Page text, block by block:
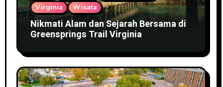
Virginia
Wisata
Nikmati Alam dan Sejarah Bersama di
Greensprings Trail Virginia